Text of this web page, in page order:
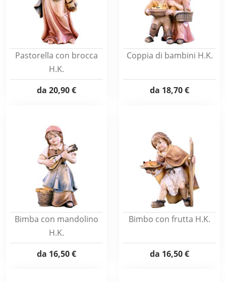
Pastorella con brocca
H.K.
da 20,90 €
Coppia di bambini H.K.
da 18,70 €
Bimba con mandolino
H.K.
da 16,50 €
Bimbo con frutta H.K.
da 16,50 €